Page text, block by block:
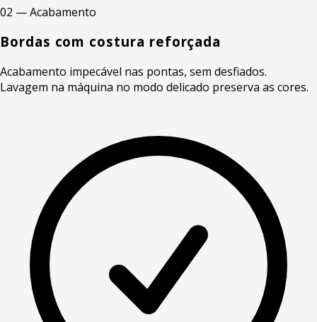
02 — Acabamento
Bordas com costura reforçada
Acabamento impecável nas pontas, sem desfiados.
Lavagem na máquina no modo delicado preserva as cores.